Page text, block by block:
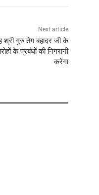
Next article
श्री गुरु तेग बहादर जी के
के प्रबंधों की निगरानी
करेगा